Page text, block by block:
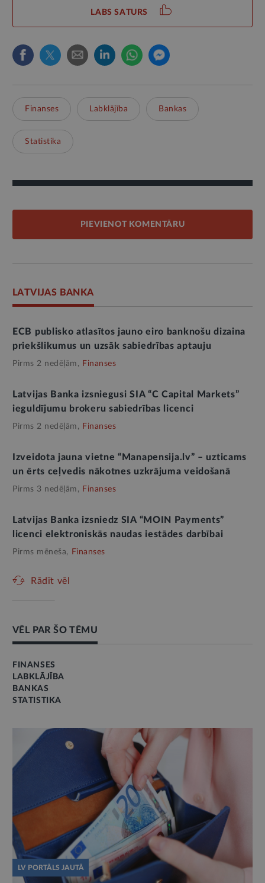
LABS SATURS
Finanses Labklājība Bankas
Statistika
PIEVIENOT KOMENTĀRU
LATVIJAS BANKA
ECB publisko atlasītos jauno eiro banknošu dizaina
priekšlikumus un uzsāk sabiedrības aptauju
Pirms 2 nedēļām, Finanses
Latvijas Banka izsniegusi SIA “C Capital Markets”
ieguldījumu brokeru sabiedrības licenci
Pirms 2 nedēļām, Finanses
Izveidota jauna vietne “Manapensija.lv” – uzticams
un ērts ceļvedis nākotnes uzkrājuma veidošanā
Pirms 3 nedēļām, Finanses
Latvijas Banka izsniedz SIA “MOIN Payments”
licenci elektroniskās naudas iestādes darbībai
Pirms mēneša, Finanses
Rādīt vēl
VĒL PAR ŠO TĒMU
FINANSES
LABKLĀJĪBA
BANKAS
STATISTIKA
LV PORTĀLS JAUTĀ